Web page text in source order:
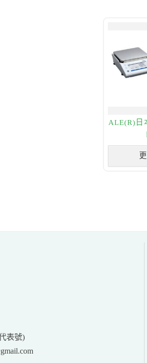
ALE(R)日
表號)